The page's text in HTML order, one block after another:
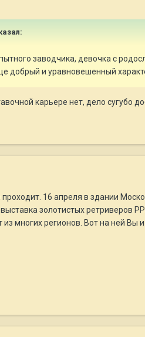
заводчика, девочка с
добрый и уравновешенный
карьере нет, дело сугубо
16 апреля в здании
золотистых ретриверов
многих регионов. Вот на ней Вы